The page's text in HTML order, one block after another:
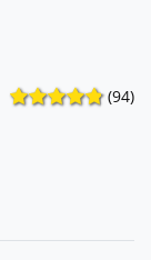
(94)